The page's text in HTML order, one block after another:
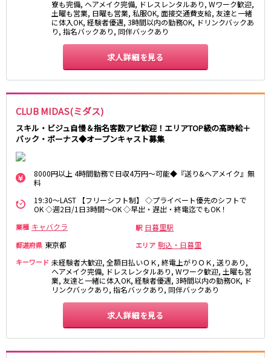
寮も完備, ヘアメイク完備, ドレスレンタルあり, Wワーク歓迎,
土曜も営業, 日曜も営業, 私服OK, 面接交通費支給, 友達と一緒
に体入OK, 経験者優遇, 3時間以内の勤務OK, ドリンクバックあ
り, 指名バックあり, 同伴バックあり
求人詳細を見る
CLUB MIDAS(ミダス)
スキル・ビジュ自慢＆指名客数アピ歓迎！エリアTOP級の高時給＋
バック・ボーナス◆オープンキャスト募集
8000円以上 4時間勤務で日収4万円～可能◆『送り&ヘアメイク』無
料
19:30～LAST 【フリーシフト制】 ◇プライベート優先のシフトで
OK ◇週2日/1日3時間～OK ◇早出・遅出・終電迄でもOK！
業種 キャバクラ 駅 日暮里駅
都道府県 東京都 エリア 駒込・日暮里
キーワード 未経験者大歓迎, 全額日払いＯＫ, 終電上がりＯＫ, 送りあり,
ヘアメイク完備, ドレスレンタルあり, Wワーク歓迎, 土曜も営
業, 友達と一緒に体入OK, 経験者優遇, 3時間以内の勤務OK, ド
リンクバックあり, 指名バックあり, 同伴バックあり
求人詳細を見る
東急大井町線
自由が丘駅
大井町駅
京急本線
京急川崎駅
横浜駅
京急蒲田駅
品川駅
汐入駅
日ノ出町駅
京急鶴見駅
京王井の頭線
神泉駅
下北沢駅
井の頭公園駅
明大前駅
池ノ上駅
JR八高線(八王子～高麗川)
東飯能駅
東武野田線